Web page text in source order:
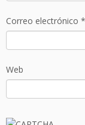
Correo electrónico *
Web